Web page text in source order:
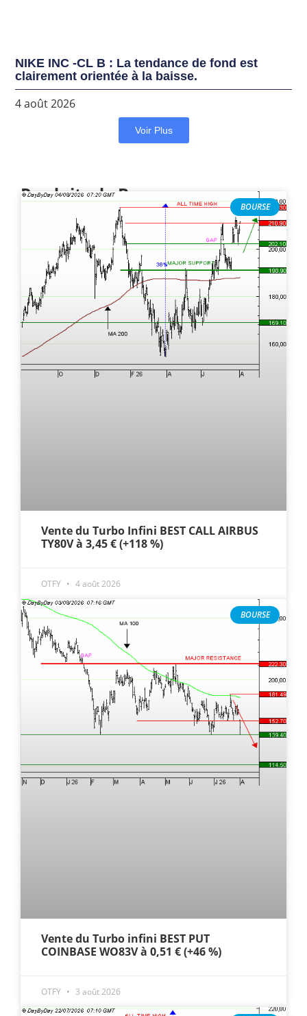
NIKE INC -CL B : La tendance de fond est
clairement orientée à la baisse.
4 août 2026
Voir Plus
Produits de Bourse
BOURSE
Vente du Turbo Infini BEST CALL AIRBUS
TY80V à 3,45 € (+118 %)
OTFY 4 août 2026
BOURSE
Vente du Turbo infini BEST PUT
COINBASE WO83V à 0,51 € (+46 %)
OTFY 3 août 2026